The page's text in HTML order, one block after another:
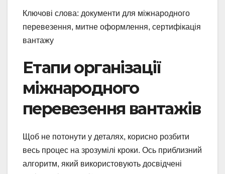
Ключові слова: документи для міжнародного
перевезення, митне оформлення, сертифікація
вантажу
Етапи організації
міжнародного
перевезення вантажів
Щоб не потонути у деталях, корисно розбити
весь процес на зрозумілі кроки. Ось приблизний
алгоритм, який використовують досвідчені